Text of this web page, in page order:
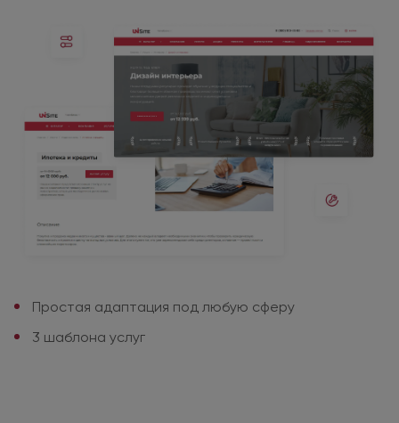
Простая адаптация под любую сферу
3 шаблона услуг